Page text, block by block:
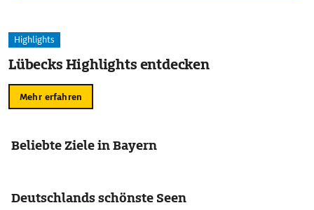
Highlights
Lübecks Highlights entdecken
Mehr erfahren
Beliebte Ziele in Bayern
Deutschlands schönste Seen